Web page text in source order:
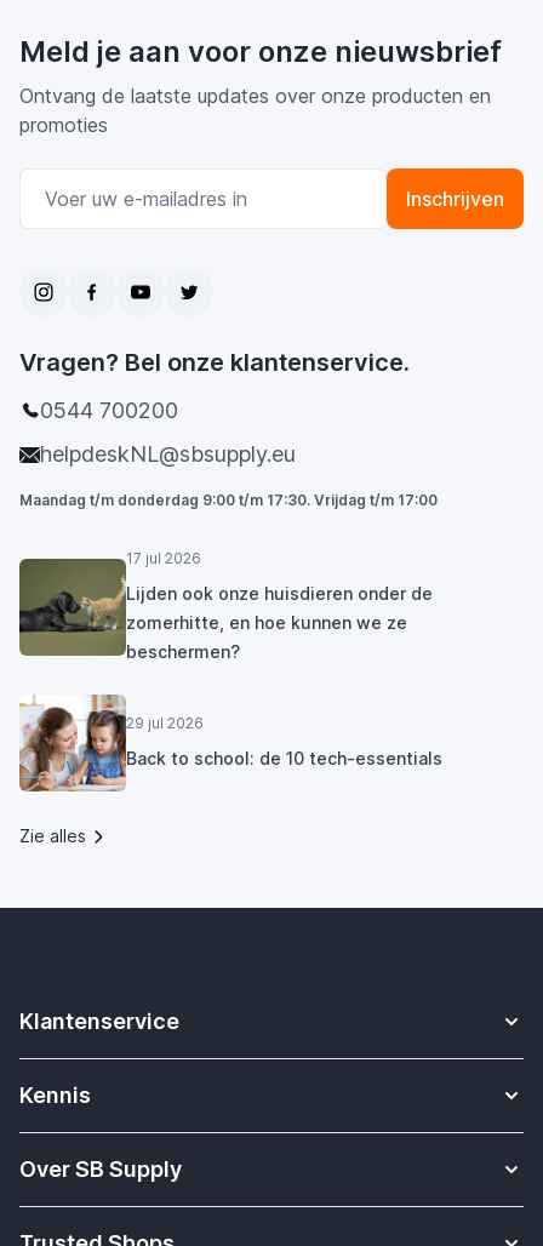
Meld je aan voor onze nieuwsbrief
Ontvang de laatste updates over onze producten en
promoties
Inschrijven
Vragen? Bel onze klantenservice.
0544 700200
helpdeskNL@sbsupply.eu
Maandag t/m donderdag 9:00 t/m 17:30. Vrijdag t/m 17:00
17 jul 2026
Lijden ook onze huisdieren onder de
zomerhitte, en hoe kunnen we ze
beschermen?
29 jul 2026
Back to school: de 10 tech-essentials
Zie alles
Klantenservice
Contact
Verzending & bezorging
Retouren
Kennis
Apple Watch bandjes kennisbank
Welke Apple iPad heb ik?
Over SB Supply
Over SB Supply